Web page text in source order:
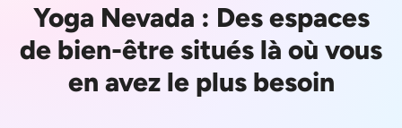
Yoga Nevada : Des espaces
de bien-être situés là où vous
en avez le plus besoin